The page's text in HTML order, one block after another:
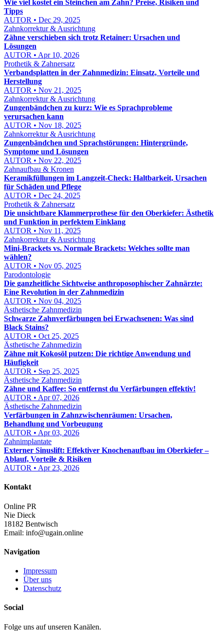
Wie viel kostet ein Steinchen am Zahn? Preise, Risiken und
Tipps
AUTOR • Dec 29, 2025
Zahnkorrektur & Ausrichtung
Zähne verschieben sich trotz Retainer: Ursachen und
Lösungen
AUTOR • Apr 10, 2026
Prothetik & Zahnersatz
Verbandsplatten in der Zahnmedizin: Einsatz, Vorteile und
Herstellung
AUTOR • Nov 21, 2025
Zahnkorrektur & Ausrichtung
Zungenbändchen zu kurz: Wie es Sprachprobleme
verursachen kann
AUTOR • Nov 18, 2025
Zahnkorrektur & Ausrichtung
Zungenbändchen und Sprachstörungen: Hintergründe,
Symptome und Lösungen
AUTOR • Nov 22, 2025
Zahnaufbau & Kronen
Keramikfüllungen im Langzeit-Check: Haltbarkeit, Ursachen
für Schäden und Pflege
AUTOR • Dec 24, 2025
Prothetik & Zahnersatz
Die unsichtbare Klammerprothese für den Oberkiefer: Ästhetik
und Funktion in perfektem Einklang
AUTOR • Nov 11, 2025
Zahnkorrektur & Ausrichtung
Mini-Brackets vs. Normale Brackets: Welches sollte man
wählen?
AUTOR • Nov 05, 2025
Parodontologie
Die ganzheitliche Sichtweise anthroposophischer Zahnärzte:
Eine Revolution in der Zahnmedizin
AUTOR • Nov 04, 2025
Ästhetische Zahnmedizin
Schwarze Zahnverfärbungen bei Erwachsenen: Was sind
Black Stains?
AUTOR • Oct 25, 2025
Ästhetische Zahnmedizin
Zähne mit Kokosöl putzen: Die richtige Anwendung und
Häufigkeit
AUTOR • Sep 25, 2025
Ästhetische Zahnmedizin
Zähne und Kaffee: So entfernst du Verfärbungen effektiv!
AUTOR • Apr 07, 2026
Ästhetische Zahnmedizin
Verfärbungen in Zahnzwischenräumen: Ursachen,
Behandlung und Vorbeugung
AUTOR • Apr 03, 2026
Zahnimplantate
Externer Sinuslift: Effektiver Knochenaufbau im Oberkiefer –
Ablauf, Vorteile & Risiken
AUTOR • Apr 23, 2026
Kontakt
Online PR
Nie Dieck
18182 Bentwisch
Email: info@ugain.online
Navigation
Impressum
Über uns
Datenschutz
Social
Folge uns auf unseren Kanälen.